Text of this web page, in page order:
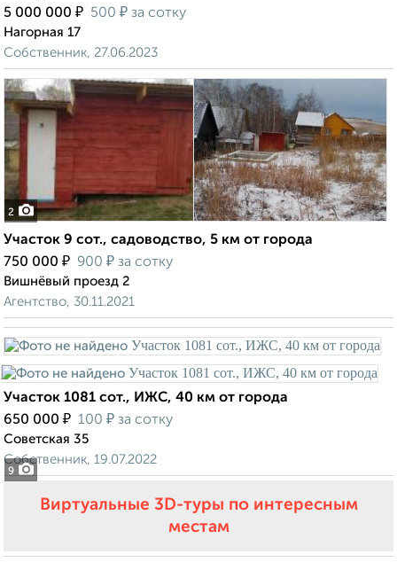
5 000 000 ₽ 500 ₽ за сотку
Нагорная 17
Собственник, 27.06.2023
2
Участок 9 сот., садоводство, 5 км от города
750 000 ₽ 900 ₽ за сотку
Вишнёвый проезд 2
Агентство, 30.11.2021
9
Участок 1081 сот., ИЖС, 40 км от города
650 000 ₽ 100 ₽ за сотку
Советская 35
Собственник, 19.07.2022
Виртуальные 3D-туры по интересным
местам